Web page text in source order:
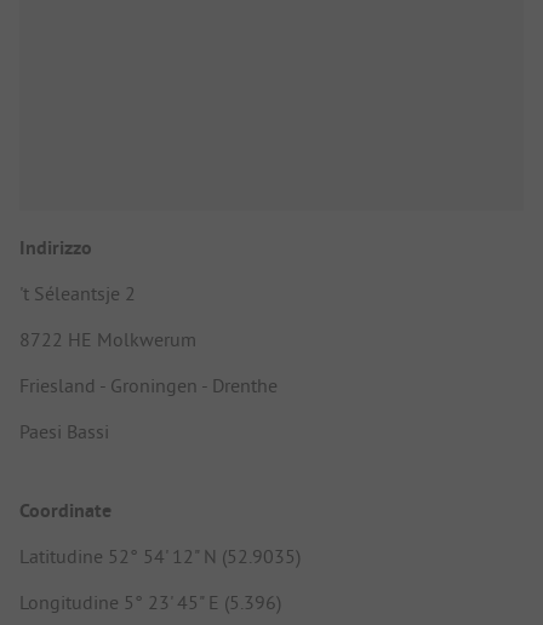
Indirizzo
't Séleantsje 2
8722 HE Molkwerum
Friesland - Groningen - Drenthe
Paesi Bassi
Coordinate
Latitudine 52° 54' 12" N (52.9035)
Longitudine 5° 23' 45" E (5.396)